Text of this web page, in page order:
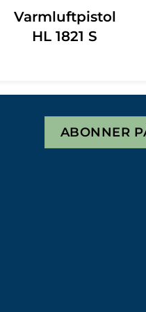
Varmluftpistol
HL 1821 S
ABONNER